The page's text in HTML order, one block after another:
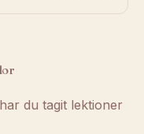
du tagit lektioner